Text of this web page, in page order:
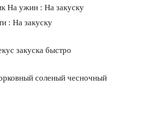
На ужин : На закуску
: На закуску
закуска быстро
соленый чесночный